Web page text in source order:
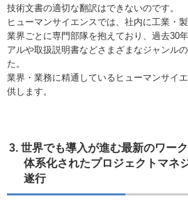
技術文書の適切な翻訳はできないのです。
ヒューマンサイエンスでは、社内に工業・
業界ごとに専門部隊を抱えており、過去30
アルや取扱説明書などさまざまなジャンル
た。
業界・業務に精通しているヒューマンサイ
供します。
3. 世界でも導入が進む最新のワー
体系化されたプロジェクトマネ
遂行